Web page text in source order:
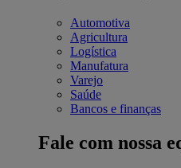
Automotiva
Agricultura
Logística
Manufatura
Varejo
Saúde
Bancos e finanças
Fale com nossa